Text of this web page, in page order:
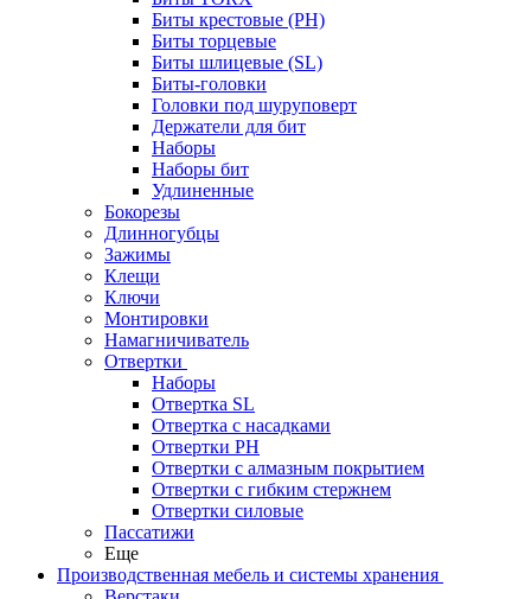
Биты крестовые (PH)
Биты торцевые
Биты шлицевые (SL)
Биты-головки
Головки под шуруповерт
Держатели для бит
Наборы
Наборы бит
Удлиненные
Бокорезы
Длинногубцы
Зажимы
Клещи
Ключи
Монтировки
Намагничиватель
Отвертки
Наборы
Отвертка SL
Отвертка с насадками
Отвертки PH
Отвертки с алмазным покрытием
Отвертки с гибким стержнем
Отвертки силовые
Пассатижи
Еще
Производственная мебель и системы хранения